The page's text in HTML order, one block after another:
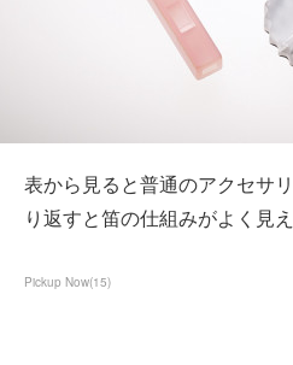
表から見ると普通のアクセサ
り返すと笛の仕組みがよく見
Pickup Now(15)